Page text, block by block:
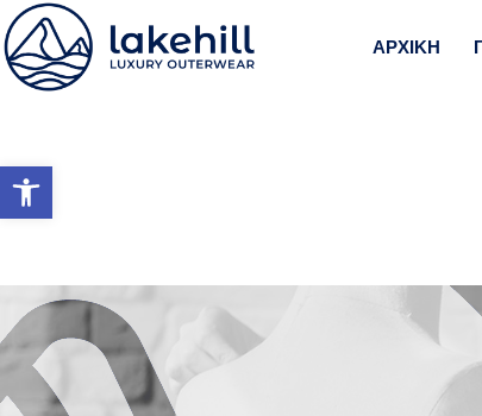
Ανοίξτε τη γραμμή
ΑΡΧΙΚΗ